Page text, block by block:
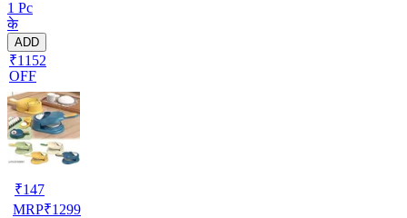
1 Pc
के
ADD
₹1152
OFF
₹147
MRP₹1299